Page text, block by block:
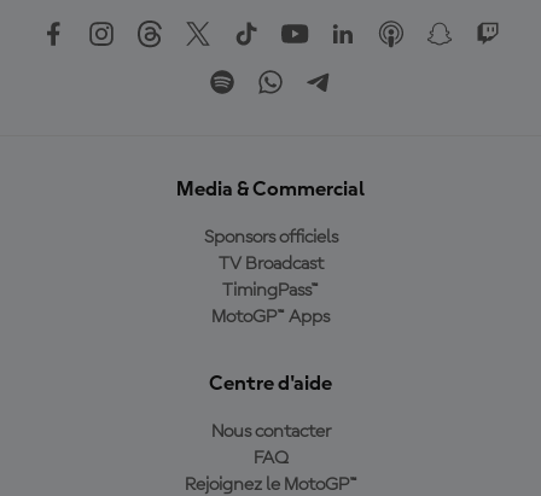
Media & Commercial
Sponsors officiels
TV Broadcast
TimingPass™
MotoGP™ Apps
Centre d'aide
Nous contacter
FAQ
Rejoignez le MotoGP™